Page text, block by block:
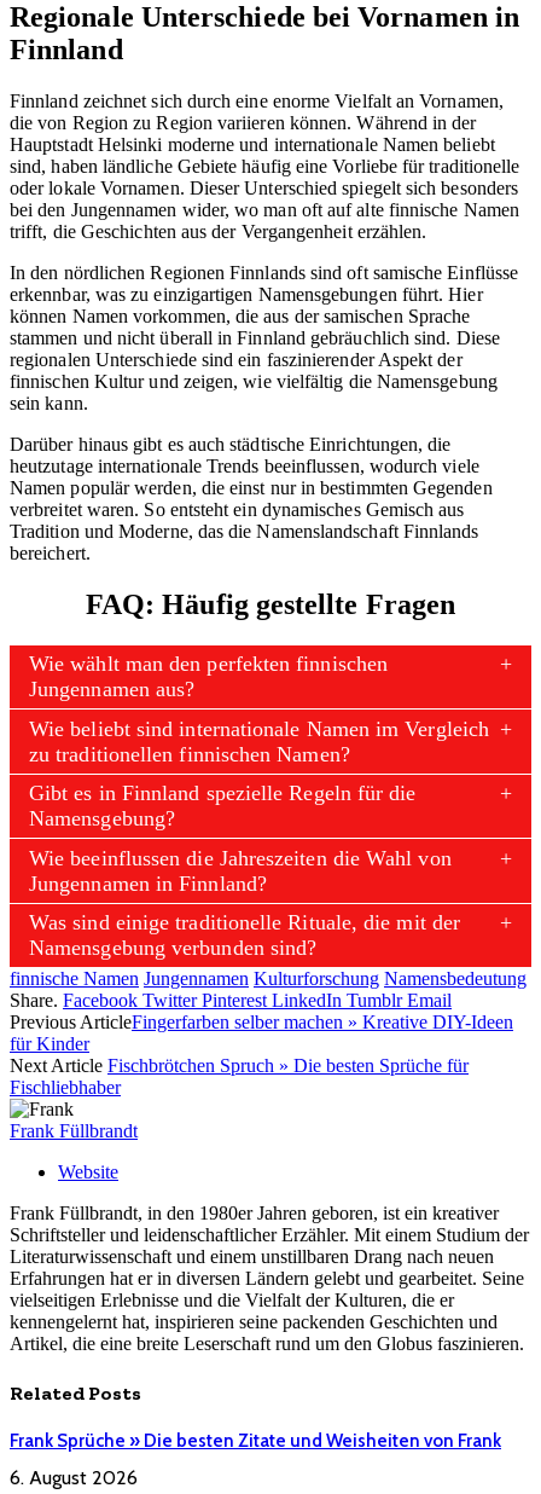
Regionale Unterschiede bei Vornamen in
Finnland
Finnland zeichnet sich durch eine enorme Vielfalt an Vornamen,
die von Region zu Region variieren können. Während in der
Hauptstadt Helsinki moderne und internationale Namen beliebt
sind, haben ländliche Gebiete häufig eine Vorliebe für traditionelle
oder lokale Vornamen. Dieser Unterschied spiegelt sich besonders
bei den Jungennamen wider, wo man oft auf alte finnische Namen
trifft, die Geschichten aus der Vergangenheit erzählen.
In den nördlichen Regionen Finnlands sind oft samische Einflüsse
erkennbar, was zu einzigartigen Namensgebungen führt. Hier
können Namen vorkommen, die aus der samischen Sprache
stammen und nicht überall in Finnland gebräuchlich sind. Diese
regionalen Unterschiede sind ein faszinierender Aspekt der
finnischen Kultur und zeigen, wie vielfältig die Namensgebung
sein kann.
Darüber hinaus gibt es auch städtische Einrichtungen, die
heutzutage internationale Trends beeinflussen, wodurch viele
Namen populär werden, die einst nur in bestimmten Gegenden
verbreitet waren. So entsteht ein dynamisches Gemisch aus
Tradition und Moderne, das die Namenslandschaft Finnlands
bereichert.
FAQ: Häufig gestellte Fragen
Wie wählt man den perfekten finnischen
Jungennamen aus?
Wie beliebt sind internationale Namen im Vergleich
zu traditionellen finnischen Namen?
Gibt es in Finnland spezielle Regeln für die
Namensgebung?
Wie beeinflussen die Jahreszeiten die Wahl von
Jungennamen in Finnland?
Was sind einige traditionelle Rituale, die mit der
Namensgebung verbunden sind?
finnische Namen Jungennamen Kulturforschung Namensbedeutung
Share. Facebook Twitter Pinterest LinkedIn Tumblr Email
Previous ArticleFingerfarben selber machen » Kreative DIY-Ideen
für Kinder
Next Article Fischbrötchen Spruch » Die besten Sprüche für
Fischliebhaber
Frank Füllbrandt
Website
Frank Füllbrandt, in den 1980er Jahren geboren, ist ein kreativer
Schriftsteller und leidenschaftlicher Erzähler. Mit einem Studium der
Literaturwissenschaft und einem unstillbaren Drang nach neuen
Erfahrungen hat er in diversen Ländern gelebt und gearbeitet. Seine
vielseitigen Erlebnisse und die Vielfalt der Kulturen, die er
kennengelernt hat, inspirieren seine packenden Geschichten und
Artikel, die eine breite Leserschaft rund um den Globus faszinieren.
Related Posts
Frank Sprüche » Die besten Zitate und Weisheiten von Frank
6. August 2026